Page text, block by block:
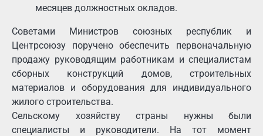
месяцев должностных окладов.
Советами Министров союзных республик и
Центрсоюзу поручено обеспечить первоначальную
продажу руководящим работникам и специалистам
сборных конструкций домов, строительных
материалов и оборудования для индивидуального
жилого строительства.
Сельскому хозяйству страны нужны были
специалисты и руководители. На тот момент